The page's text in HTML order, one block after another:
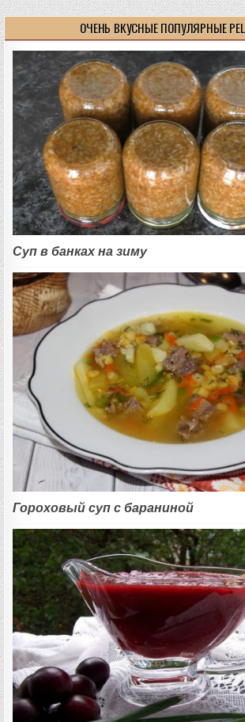
ОЧЕНЬ ВКУСНЫЕ ПОПУЛЯРНЫЕ
Суп в банках на зиму
Гороховый суп с бараниной